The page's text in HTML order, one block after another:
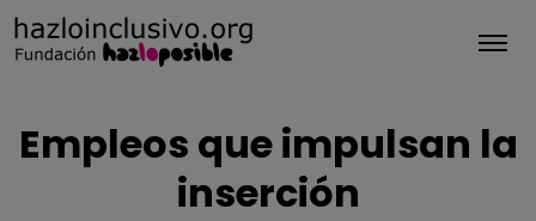
Empleos que impulsan la
inserción